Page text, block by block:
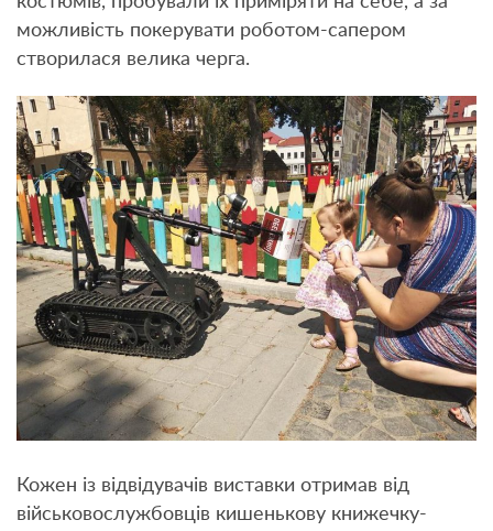
можливість покерувати роботом-сапером
створилася велика черга.
Кожен із відвідувачів виставки отримав від
військовослужбовців кишенькову книжечку-